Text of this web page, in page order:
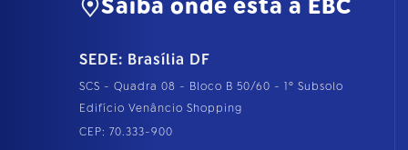
Saiba onde está a EBC
SEDE: Brasília DF
SCS - Quadra 08 - Bloco B 50/60 - 1º Subsolo
Edifício Venâncio Shopping
CEP: 70.333-900